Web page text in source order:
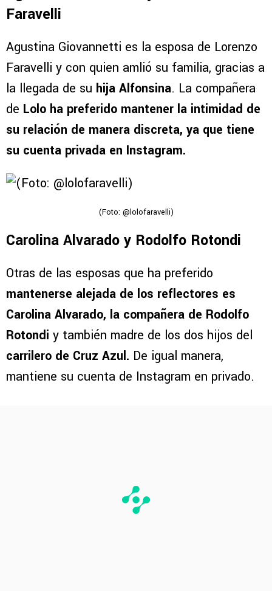
Faravelli
Agustina Giovannetti es la esposa de Lorenzo
Faravelli y con quien amlió su familia, gracias a
la llegada de su hija Alfonsina. La compañera
de Lolo ha preferido mantener la intimidad de
su relación de manera discreta, ya que tiene
su cuenta privada en Instagram.
(Foto: @lolofaravelli)
Carolina Alvarado y Rodolfo Rotondi
Otras de las esposas que ha preferido
mantenerse alejada de los reflectores es
Carolina Alvarado, la compañera de Rodolfo
Rotondi y también madre de los dos hijos del
carrilero de Cruz Azul. De igual manera,
mantiene su cuenta de Instagram en privado.